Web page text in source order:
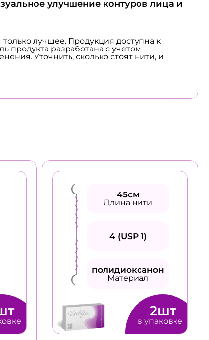
улучшение контуров лица и
лучшее. Продукция доступна к
продукта разработана с учетом
Уточнить, сколько стоят нити, и
45см
Длина нити
4 (USP 1)
полидиоксанон
Материал
2шт
в упаковке